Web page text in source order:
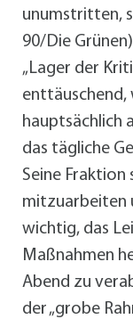
unumstritten,
90/Die
„Lager der
enttäuschend,
hauptsächlich
das tägliche
Seine Fraktion
mitzuarbeiten
wichtig, das
Maßnahmen
Abend zu
der „grobe